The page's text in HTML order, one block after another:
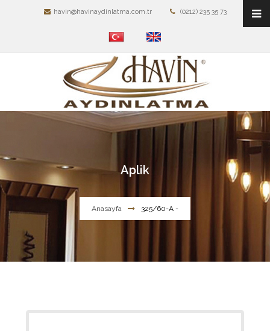
havin@havinaydinlatma.com.tr (0212) 235 35 73
Aplik
Anasayfa 325/60-A -